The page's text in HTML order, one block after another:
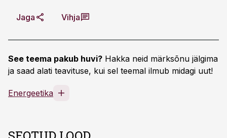
Jaga Vihja
See teema pakub huvi? Hakka neid märksõnu jälgima
ja saad alati teavituse, kui sel teemal ilmub midagi uut!
Energeetika